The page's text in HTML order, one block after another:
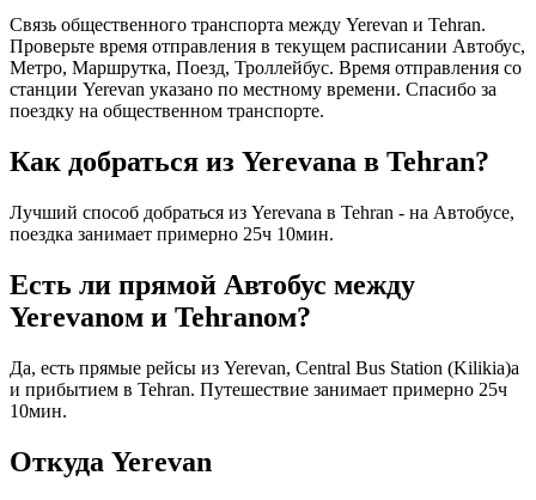
Связь общественного транспорта между Yerevan и Tehran.
Проверьте время отправления в текущем расписании Автобус,
Метро, Маршрутка, Поезд, Троллейбус. Время отправления со
станции Yerevan указано по местному времени. Спасибо за
поездку на общественном транспорте.
Как добраться из Yerevanа в Tehran?
Лучший способ добраться из Yerevanа в Tehran - на Автобусе,
поездка занимает примерно 25ч 10мин.
Есть ли прямой Автобус между
Yerevanом и Tehranом?
Да, есть прямые рейсы из Yerevan, Central Bus Station (Kilikia)а
и прибытием в Tehran. Путешествие занимает примерно 25ч
10мин.
Откуда Yerevan